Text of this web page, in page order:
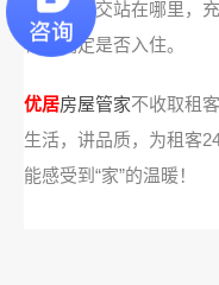
的地铁公交站在哪里，
程来确定是否入住。
优居房屋管家不收取租
生活，讲品质，为租客
能感受到“家”的温暖！